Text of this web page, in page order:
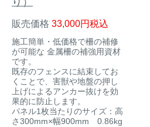
販売価格 33,000 税込
施工簡単・低価格で柵の補修
が可能な 金属柵の補強用資材
です。
既存のフェンスに結束してお
くことで、害獣や地盤の押し
上げによるアンカー抜けを効
果的に防止します。
パネル1枚当たりのサイズ：高
さ300mm×幅900mm 0.86kg